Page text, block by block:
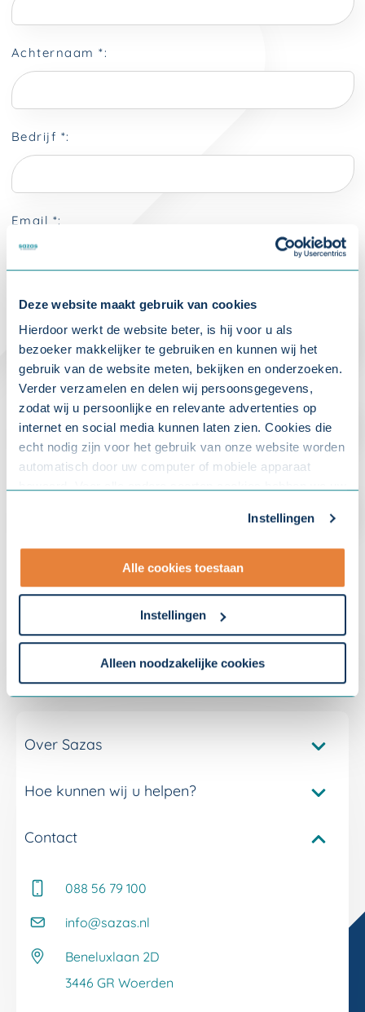
Deze website maakt gebruik van cookies
Hierdoor werkt de website beter, is hij voor u als
bezoeker makkelijker te gebruiken en kunnen wij het
gebruik van de website meten, bekijken en onderzoeken.
Verder verzamelen en delen wij persoonsgegevens,
zodat wij u persoonlijke en relevante advertenties op
internet en social media kunnen laten zien. Cookies die
echt nodig zijn voor het gebruik van onze website worden
automatisch door uw computer of mobiele apparaat
aanpassen. Met uw toestemming delen wij uw gegevens
- Lees hier onzeprivacyverklaringen onze
Om uw toestemmingsvoorkeur te wijzigen, klikt u op
Instellingen
Alle cookies toestaan
Instellingen
Alleen noodzakelijke cookies
Over Sazas
Pakketvergelijker Sazas
Onze verzuimdiensten
Onze klantverhalen
Werken bij Sazas
Hoe kunnen wij u helpen?
Service en contact
Whitepapers
Kennisbank
Veelgestelde vragen
Contact
088 56 79 100
info@sazas.nl
Beneluxlaan 2D
3446 GR Woerden